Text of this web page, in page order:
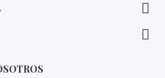

